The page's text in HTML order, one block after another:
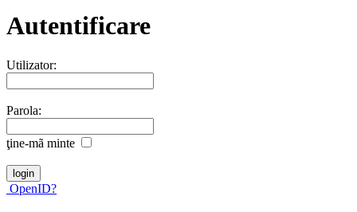
Autentificare
Utilizator:
Parola:
ţine-mã minte
OpenID?